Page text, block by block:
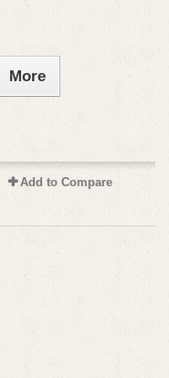
More
Add to Compare